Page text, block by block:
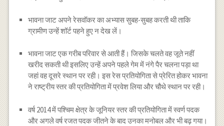
भावना जाट अपने रेसवॉकर का अभ्यास सुबह-सुबह करती थी ताकि
ग्रामीण उन्हें शॉर्ट पहने हुए न देख लें।
भावना जाट एक गरीब परिवार से आती हैं। जिसके चलते वह जूते नहीं
खरीद सकती थी इसलिए उन्हें अपने पहले गेम में नंगे पैर चलना पड़ा था
जहां वह दूसरे स्थान पर रही। इस रेस प्रतियोगिता से प्रेरित होकर भावना
ने राष्ट्रीय स्तर की प्रतियोगिता में प्रवेश लिया और चौथे स्थान पर रही।
वर्ष 2014 में पश्चिम क्षेत्र के जूनियर स्तर की प्रतियोगिता में स्वर्ण पदक
और अगले वर्ष रजत पदक जीतने के बाद उनका मनोबल और भी बढ़ गया।